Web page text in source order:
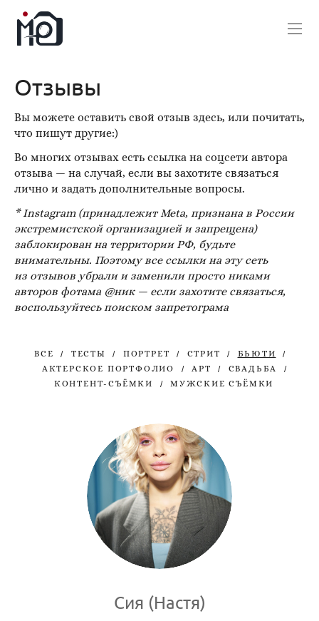
Отзывы
Вы можете оставить свой отзыв здесь, или почитать,
что пишут другие:)
Во многих отзывах есть ссылка на соцсети автора
отзыва — на случай, если вы захотите связаться
лично и задать дополнительные вопросы.
* Instagram (принадлежит Meta, признана в России
экстремистской организацией и запрещена)
заблокирован на территории РФ, будьте
внимательны. Поэтому все ссылки на эту сеть
из отзывов убрали и заменили просто никами
авторов фотама @ник — если захотите связаться,
воспользуйтесь поиском запретограма
ВСЕ ТЕСТЫ ПОРТРЕТ СТРИТ
БЬЮТИ
АКТЕРСКОЕ ПОРТФОЛИО
АРТ
СВАДЬБА
КОНТЕНТ-СЪЁМКИ
МУЖСКИЕ СЪЁМКИ
Сия (Настя)